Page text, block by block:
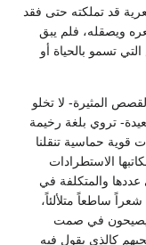
قد تملكته حتى فقد
ويصقله، فلم يبق
تسمو بالحياة أو
المثيرة- لا تخلو
تروي بلغة رخيمة
قوية حماسية تنقلنا
الاستطرادات
عددها والمتكلفة في
ساطعاً متلألئاً،
ويصيحون في صمت
كالذي يقول فيه